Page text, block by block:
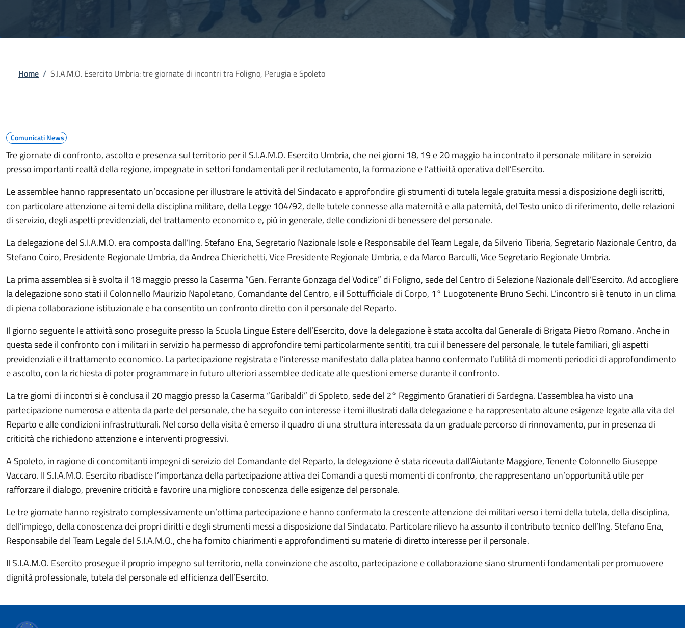
Briciole di pane
Home / S.I.A.M.O. Esercito Umbria: tre giornate di incontri tra Foligno, Perugia e Spoleto
Comunicati News
Tre giornate di confronto, ascolto e presenza sul territorio per il S.I.A.M.O. Esercito Umbria, che nei giorni 18, 19 e 20 maggio ha incontrato il personale militare in servizio
presso importanti realtà della regione, impegnate in settori fondamentali per il reclutamento, la formazione e l’attività operativa dell’Esercito.
Le assemblee hanno rappresentato un’occasione per illustrare le attività del Sindacato e approfondire gli strumenti di tutela legale gratuita messi a disposizione degli iscritti,
con particolare attenzione ai temi della disciplina militare, della Legge 104/92, delle tutele connesse alla maternità e alla paternità, del Testo unico di riferimento, delle relazioni
di servizio, degli aspetti previdenziali, del trattamento economico e, più in generale, delle condizioni di benessere del personale.
La delegazione del S.I.A.M.O. era composta dall’Ing. Stefano Ena, Segretario Nazionale Isole e Responsabile del Team Legale, da Silverio Tiberia, Segretario Nazionale Centro, da
Stefano Coiro, Presidente Regionale Umbria, da Andrea Chierichetti, Vice Presidente Regionale Umbria, e da Marco Barculli, Vice Segretario Regionale Umbria.
La prima assemblea si è svolta il 18 maggio presso la Caserma “Gen. Ferrante Gonzaga del Vodice” di Foligno, sede del Centro di Selezione Nazionale dell’Esercito. Ad accogliere
la delegazione sono stati il Colonnello Maurizio Napoletano, Comandante del Centro, e il Sottufficiale di Corpo, 1° Luogotenente Bruno Sechi. L’incontro si è tenuto in un clima
di piena collaborazione istituzionale e ha consentito un confronto diretto con il personale del Reparto.
Il giorno seguente le attività sono proseguite presso la Scuola Lingue Estere dell’Esercito, dove la delegazione è stata accolta dal Generale di Brigata Pietro Romano. Anche in
questa sede il confronto con i militari in servizio ha permesso di approfondire temi particolarmente sentiti, tra cui il benessere del personale, le tutele familiari, gli aspetti
previdenziali e il trattamento economico. La partecipazione registrata e l’interesse manifestato dalla platea hanno confermato l’utilità di momenti periodici di approfondimento
e ascolto, con la richiesta di poter programmare in futuro ulteriori assemblee dedicate alle questioni emerse durante il confronto.
La tre giorni di incontri si è conclusa il 20 maggio presso la Caserma “Garibaldi” di Spoleto, sede del 2° Reggimento Granatieri di Sardegna. L’assemblea ha visto una
partecipazione numerosa e attenta da parte del personale, che ha seguito con interesse i temi illustrati dalla delegazione e ha rappresentato alcune esigenze legate alla vita del
Reparto e alle condizioni infrastrutturali. Nel corso della visita è emerso il quadro di una struttura interessata da un graduale percorso di rinnovamento, pur in presenza di
criticità che richiedono attenzione e interventi progressivi.
A Spoleto, in ragione di concomitanti impegni di servizio del Comandante del Reparto, la delegazione è stata ricevuta dall’Aiutante Maggiore, Tenente Colonnello Giuseppe
Vaccaro. Il S.I.A.M.O. Esercito ribadisce l’importanza della partecipazione attiva dei Comandi a questi momenti di confronto, che rappresentano un’opportunità utile per
rafforzare il dialogo, prevenire criticità e favorire una migliore conoscenza delle esigenze del personale.
Le tre giornate hanno registrato complessivamente un’ottima partecipazione e hanno confermato la crescente attenzione dei militari verso i temi della tutela, della disciplina,
dell’impiego, della conoscenza dei propri diritti e degli strumenti messi a disposizione dal Sindacato. Particolare rilievo ha assunto il contributo tecnico dell’Ing. Stefano Ena,
Responsabile del Team Legale del S.I.A.M.O., che ha fornito chiarimenti e approfondimenti su materie di diretto interesse per il personale.
Il S.I.A.M.O. Esercito prosegue il proprio impegno sul territorio, nella convinzione che ascolto, partecipazione e collaborazione siano strumenti fondamentali per promuovere
dignità professionale, tutela del personale ed efficienza dell’Esercito.